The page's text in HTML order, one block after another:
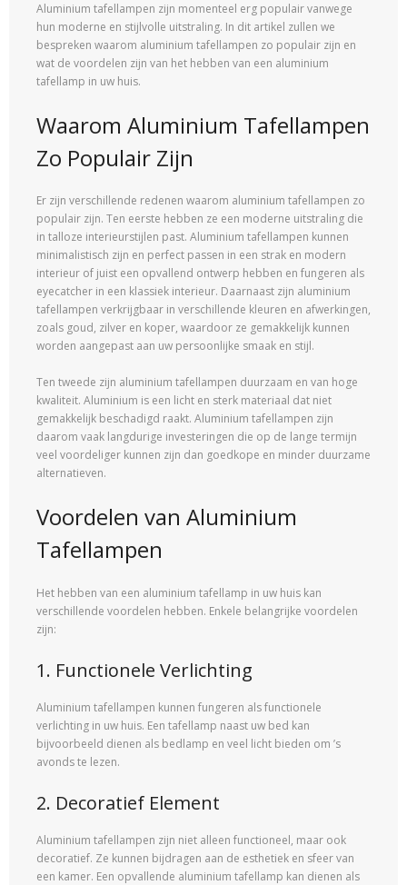
Aluminium tafellampen zijn momenteel erg populair vanwege
hun moderne en stijlvolle uitstraling. In dit artikel zullen we
bespreken waarom aluminium tafellampen zo populair zijn en
wat de voordelen zijn van het hebben van een aluminium
tafellamp in uw huis.
Waarom Aluminium Tafellampen
Zo Populair Zijn
Er zijn verschillende redenen waarom aluminium tafellampen zo
populair zijn. Ten eerste hebben ze een moderne uitstraling die
in talloze interieurstijlen past. Aluminium tafellampen kunnen
minimalistisch zijn en perfect passen in een strak en modern
interieur of juist een opvallend ontwerp hebben en fungeren als
eyecatcher in een klassiek interieur. Daarnaast zijn aluminium
tafellampen verkrijgbaar in verschillende kleuren en afwerkingen,
zoals goud, zilver en koper, waardoor ze gemakkelijk kunnen
worden aangepast aan uw persoonlijke smaak en stijl.
Ten tweede zijn aluminium tafellampen duurzaam en van hoge
kwaliteit. Aluminium is een licht en sterk materiaal dat niet
gemakkelijk beschadigd raakt. Aluminium tafellampen zijn
daarom vaak langdurige investeringen die op de lange termijn
veel voordeliger kunnen zijn dan goedkope en minder duurzame
alternatieven.
Voordelen van Aluminium
Tafellampen
Het hebben van een aluminium tafellamp in uw huis kan
verschillende voordelen hebben. Enkele belangrijke voordelen
zijn:
1. Functionele Verlichting
Aluminium tafellampen kunnen fungeren als functionele
verlichting in uw huis. Een tafellamp naast uw bed kan
bijvoorbeeld dienen als bedlamp en veel licht bieden om ’s
avonds te lezen.
2. Decoratief Element
Aluminium tafellampen zijn niet alleen functioneel, maar ook
decoratief. Ze kunnen bijdragen aan de esthetiek en sfeer van
een kamer. Een opvallende aluminium tafellamp kan dienen als